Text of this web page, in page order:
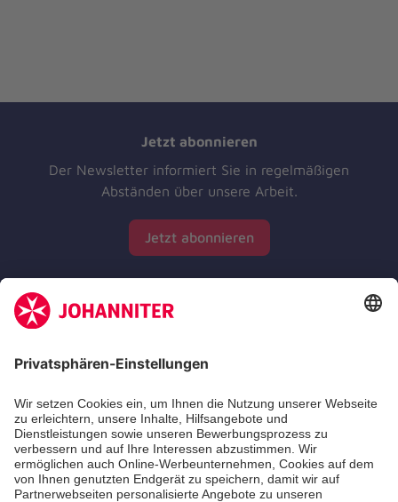
Jetzt abonnieren
Der Newsletter informiert Sie in regelmäßigen
Abständen über unsere Arbeit.
Jetzt abonnieren
Zertifizierung der Johanniter-Unfall-Hilfe e.V.
Die Johanniter GmbH führt das Spendenzertifikat
des Deutschen Spendenrats e.V.